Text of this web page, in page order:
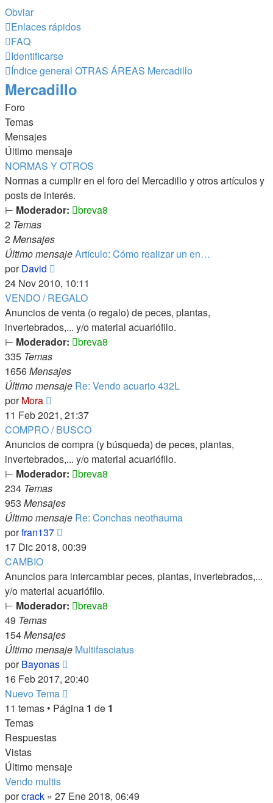
Obviar
Enlaces rápidos
FAQ
Identificarse
Índice general OTRAS ÁREAS Mercadillo
Mercadillo
Foro
Temas
Mensajes
Último mensaje
NORMAS Y OTROS
Normas a cumplir en el foro del Mercadillo y otros artículos y
posts de interés.
⊢ Moderador:
breva8
2 Temas
2Mensajes
Último mensajeArtículo: Cómo realizar un en…
porDavid
último
mensaje
24 Nov 2010, 10:11
VENDO / REGALO
Anuncios de venta (o regalo) de peces, plantas,
invertebrados,... y/o material acuariófilo.
⊢ Moderador:
breva8
335 Temas
1656Mensajes
Último mensaje Re: Vendo acuario 432L
porMora
último
mensaje
11 Feb 2021, 21:37
COMPRO / BUSCO
Anuncios de compra (y búsqueda) de peces, plantas,
invertebrados,... y/o material acuariófilo.
⊢ Moderador:
breva8
234 Temas
953 Mensajes
Último mensaje Re: Conchas neothauma
porfran137
último
17 Dic 2018, 00:39
CAMBIO
Anuncios para intercambiar peces, plantas, invertebrados,...
y/o material acuariófilo.
⊢ Moderador:
breva8
49 Temas
154Mensajes
Último mensaje Multifasciatus
porBayonas
último
16 Feb 2017, 20:40
Nuevo Tema
11 temas • Página 1 de 1
Temas
Respuestas
Vistas
Último mensaje
Vendo multis
porcrack » 27 Ene 2018, 06:49